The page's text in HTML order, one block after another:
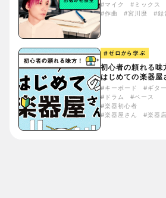
#マイク
#ミックス
#作曲
#宮川麿 #録
#ゼロから学ぶ
初心者の頼れる味
はじめての楽器屋
#キーボード
#ギター
#ドラム
#ベース
#楽器初心者
#楽器屋さん
#楽器店